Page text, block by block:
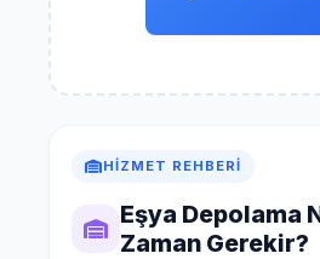
HIZMET REHBERI
Eşya Depolama
Zaman Gerekir?